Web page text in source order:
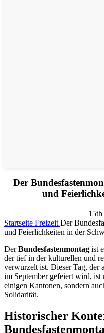
Der
und
Startseite Freizeit Der
und Feierlichkeiten in der
DerBundesfastenmontag ist
der tief in der kulturellen und
verwurzelt ist. Dieser Tag, der
im September gefeiert wird,
einigen Kantonen, sondern
Solidarität.
Historischer